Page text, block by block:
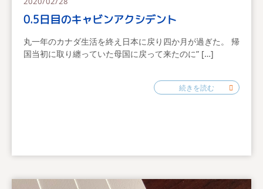
0.5日目のキャビンアクシデント
丸一年のカナダ生活を終え日本に戻り四か月が過ぎた。 帰
国当初に取り纏っていた母国に戻って来たのに” […]
続きを読む